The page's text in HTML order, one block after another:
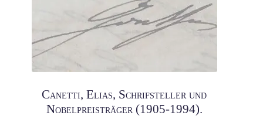
Canetti, Elias, Schrifsteller und
Nobelpreisträger (1905-1994).